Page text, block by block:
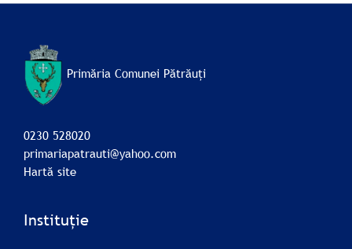
Primăria Comunei Pătrăuți
0230 528020
primariapatrauti@yahoo.com
Hartă site
Instituție